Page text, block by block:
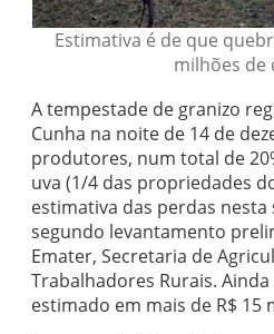
Estimativa é de que
milhões de
A tempestade de granizo
Cunha na noite de 14 de
produtores, num total de
uva (1/4 das propriedades
estimativa das perdas nesta
segundo levantamento
Emater, Secretaria de
Trabalhadores Rurais.
estimado em mais de R$ 15